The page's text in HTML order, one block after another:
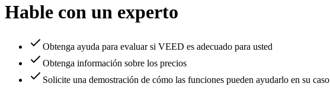
Hable con un experto
Obtenga ayuda para evaluar si VEED es adecuado para usted
Obtenga información sobre los precios
Solicite una demostración de cómo las funciones pueden ayudarlo en su caso